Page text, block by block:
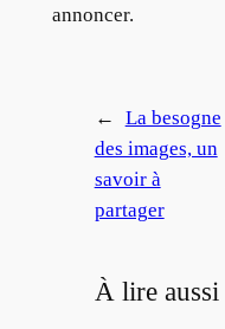
annoncer.
←
La besogne
des images, un
savoir à
partager
À lire aussi